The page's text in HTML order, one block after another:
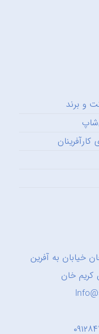
و برند
خیابان به آفرین